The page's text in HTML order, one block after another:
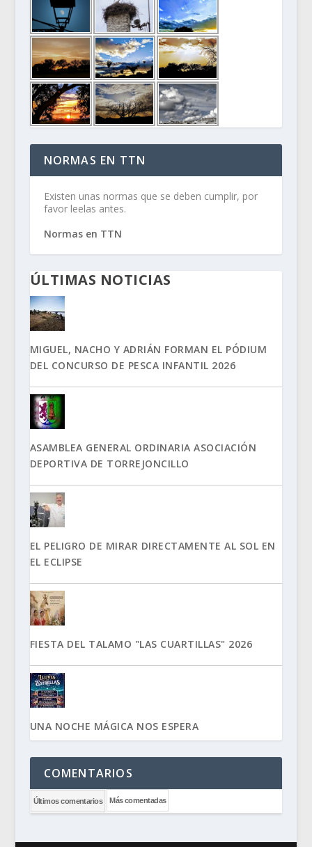
NORMAS EN TTN
Existen unas normas que se deben cumplir, por
favor leelas antes.
Normas en TTN
ÚLTIMAS NOTICIAS
MIGUEL, NACHO Y ADRIÁN FORMAN EL PÓDIUM
DEL CONCURSO DE PESCA INFANTIL 2026
ASAMBLEA GENERAL ORDINARIA ASOCIACIÓN
DEPORTIVA DE TORREJONCILLO
EL PELIGRO DE MIRAR DIRECTAMENTE AL SOL EN
EL ECLIPSE
FIESTA DEL TALAMO "LAS CUARTILLAS" 2026
UNA NOCHE MÁGICA NOS ESPERA
COMENTARIOS
Últimos comentarios Más comentadas